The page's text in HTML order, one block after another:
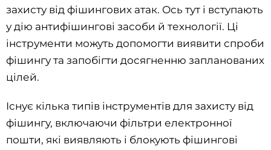
захисту від фішингових атак. Ось тут і вступають
у дію антифішингові засоби й технології. Ці
інструменти можуть допомогти виявити спроби
фішингу та запобігти досягненню запланованих
цілей.
Існує кілька типів інструментів для захисту від
фішингу, включаючи фільтри електронної
пошти, які виявляють і блокують фішингові